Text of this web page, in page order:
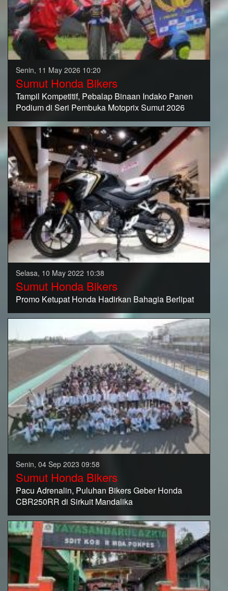
Senin, 11 May 2026 10:20
Sumut Honda Bikers
Tampil Kompetitif, Pebalap Binaan Indako Panen
Podium di Seri Pembuka Motoprix Sumut 2026
Selasa, 10 May 2022 10:38
Sumut Honda Bikers
Promo Ketupat Honda Hadirkan Bahagia Berlipat
Senin, 04 Sep 2023 09:58
Sumut Honda Bikers
Pacu Adrenalin, Puluhan Bikers Geber Honda
CBR250RR di Sirkuit Mandalika